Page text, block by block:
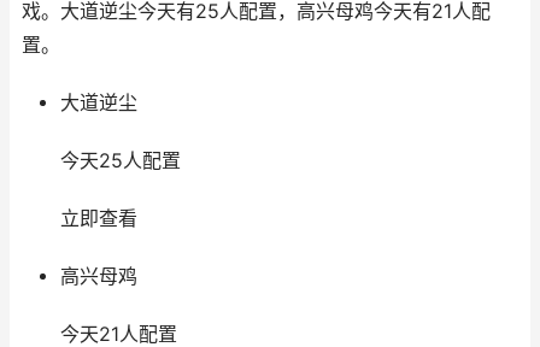
戏。大道逆尘今天有25人配置，高兴母鸡今天有21人配
置。
大道逆尘
今天25人配置
立即查看
高兴母鸡
今天21人配置